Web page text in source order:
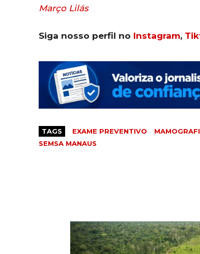
Março Lilás
Siga nosso perfil no Instagram,
TAGS EXAME PREVENTIVO
SEMSA MANAUS